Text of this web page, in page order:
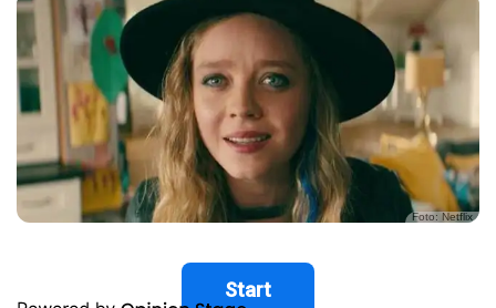
Foto: Netflix
Start